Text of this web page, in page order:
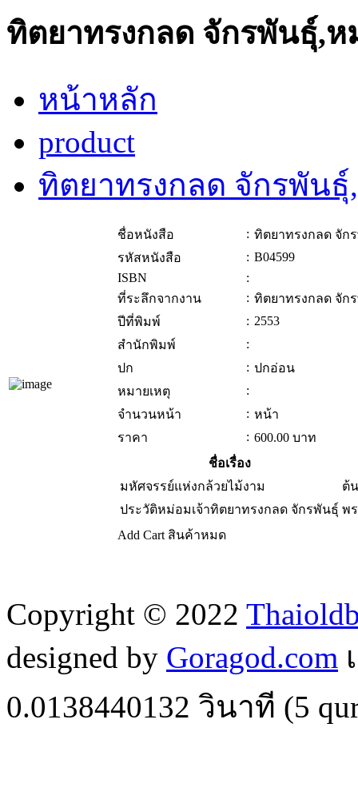
ทิตยาทรงกลด จักรพันธุ์,ห
หน้าหลัก
product
ทิตยาทรงกลด จักรพันธุ์
ชื่อหนังสือ : ทิตยาทรงกลด จัก
รหัสหนังสือ
: B04599
ISBN
:
ที่ระลึกจากงาน
: ทิตยาทรงกลด จัก
ปีที่พิมพ์
: 2553
สำนักพิมพ์
:
ปก
: ปกอ่อน
หมายเหตุ
:
จำนวนหน้า
: หน้า
ราคา
: 600.00 บาท
ชื่อเรื่อง
มหัศจรรย์แห่งกล้วยไม้งาม
ต้
ประวัติหม่อมเจ้าทิตยาทรงกลด จักรพันธุ์ พ
Add Cart สินค้าหมด
Copyright © 2022
designed by Goragod.com
0.0138440132 วินาที (5